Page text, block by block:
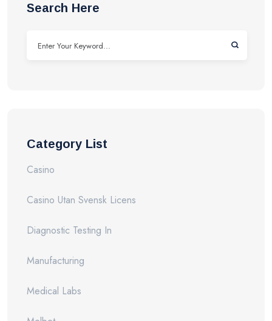
Search Here
Category List
Casino
Casino Utan Svensk Licens
Diagnostic Testing In
Manufacturing
Medical Labs